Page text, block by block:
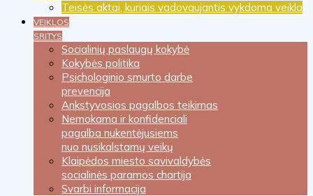
Teisės aktai, kuriais vadovaujantis vykdoma veikla
VEIKLOS
SRITYS
Socialinių paslaugų kokybė
Kokybės politika
Psichologinio smurto darbe
prevencija
Ankstyvosios pagalbos teikimas
Nemokama ir konfidenciali
pagalba nukentėjusiems
nuo nusikalstamų veikų
Klaipėdos miesto savivaldybės
socialinės paramos chartija
Svarbi informacija